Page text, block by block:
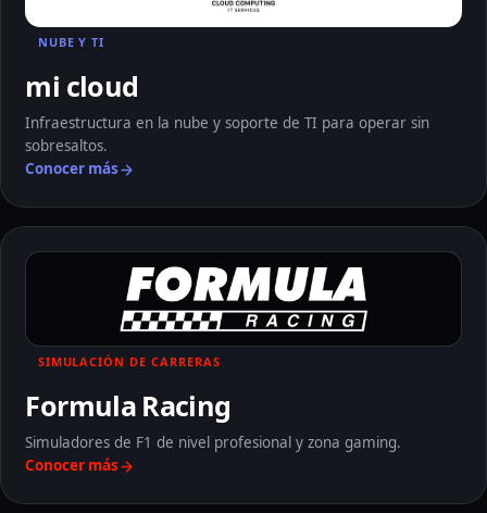
NUBE Y TI
mi cloud
Infraestructura en la nube y soporte de TI para operar sin
sobresaltos.
Conocer más
Formula Racing: Conocer más
SIMULACIÓN DE CARRERAS
Formula Racing
Simuladores de F1 de nivel profesional y zona gaming.
Conocer más